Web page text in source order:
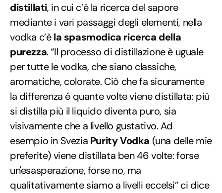
distillati, in cui c’è la ricerca del sapore
mediante i vari passaggi degli elementi, nella
vodka c’èla spasmodica ricerca della
purezza. “Il processo di distillazione è uguale
per tutte le vodka, che siano classiche,
aromatiche, colorate. Ciò che fa sicuramente
la differenza é quante volte viene distillata: più
si distilla più il liquido diventa puro, sia
visivamente che a livello gustativo. Ad
esempio in Svezia Purity Vodka (una delle mie
preferite) viene distillata ben 46 volte: forse
un'esasperazione, forse no, ma
qualitativamente siamo a livelli eccelsi” ci dice